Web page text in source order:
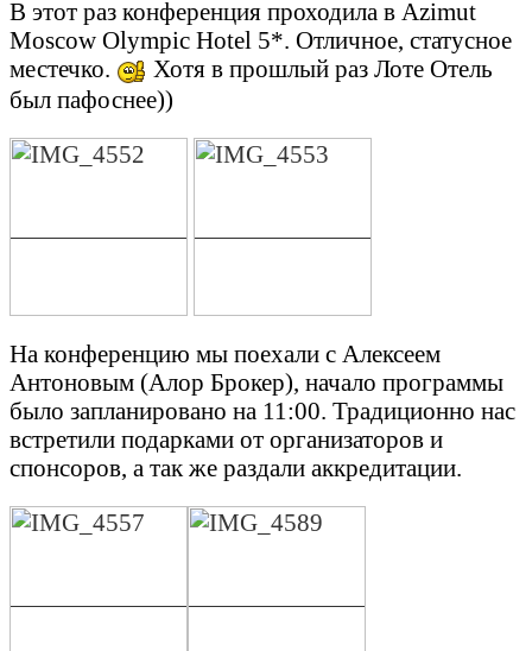
В этот раз конференция проходила в Azimut
Moscow Olympic Hotel 5*. Отличное, статусное
местечко.
Хотя в прошлый раз Лоте Отель
был пафоснее))
На конференцию мы поехали с Алексеем
Антоновым (Алор Брокер), начало программы
было запланировано на 11:00. Традиционно нас
встретили подарками от организаторов и
спонсоров, а так же раздали аккредитации.